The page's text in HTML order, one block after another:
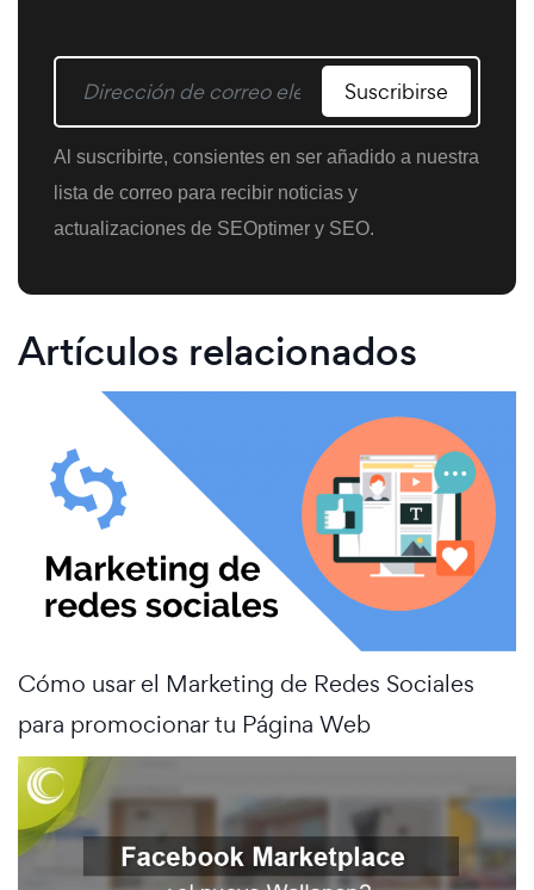
Suscribirse
Al suscribirte, consientes en ser añadido a nuestra
lista de correo para recibir noticias y
actualizaciones de SEOptimer y SEO.
Artículos relacionados
Cómo usar el Marketing de Redes Sociales
para promocionar tu Página Web